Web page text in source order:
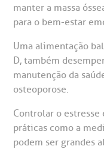
manter a massa
para o bem-estar
Uma alimentação
D, também
manutenção da
osteoporose.
Controlar o
práticas como a
podem ser grandes